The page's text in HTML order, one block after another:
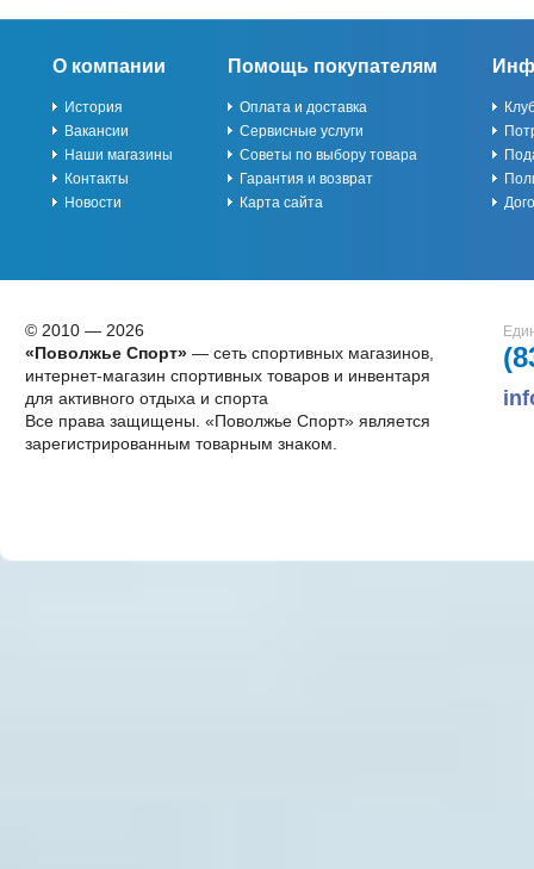
О компании
История
Вакансии
Наши магазины
Контакты
Новости
Помощь покупателям
Оплата и доставка
Сервисные услуги
Советы по выбору товара
Гарантия и возврат
Карта сайта
© 2010 — 2026
«Поволжье Спорт»— сеть спортивных магазинов,
интернет-магазин спортивных товаров и инвентаря
для активного отдыха и спорта
Все права защищены. «Поволжье Спорт» является
зарегистрированным товарным знаком.